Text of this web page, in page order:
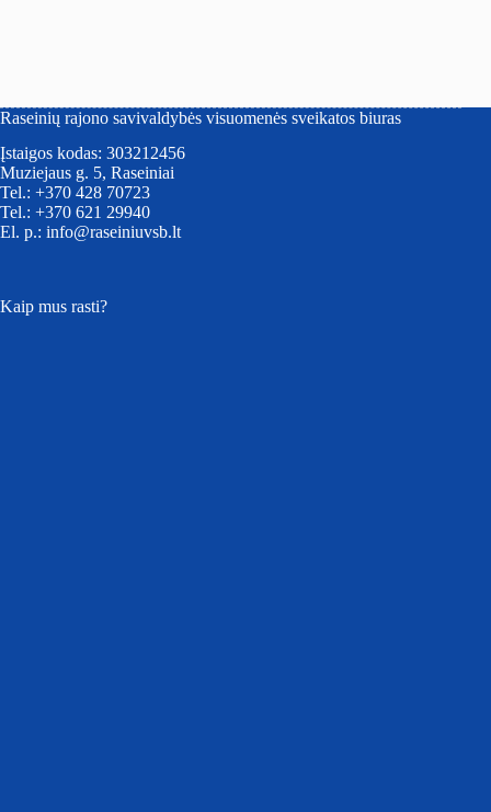
Raseinių rajono savivaldybės visuomenės sveikatos biuras
Įstaigos kodas: 303212456
Muziejaus g. 5, Raseiniai
Tel.: +370 428 70723
Tel.: +370 621 29940
El. p.: info@raseiniuvsb.lt
Kaip mus rasti?